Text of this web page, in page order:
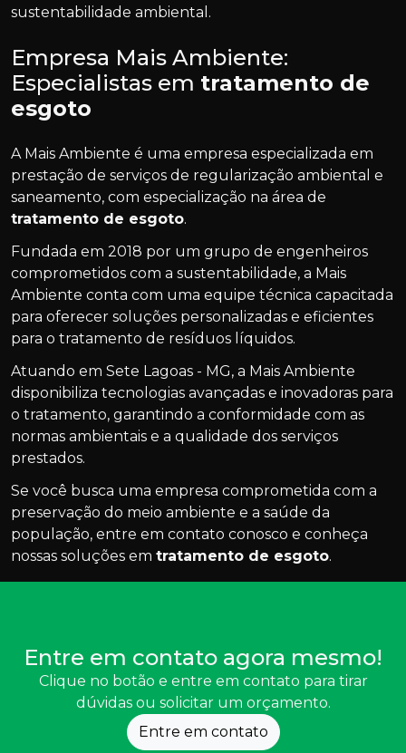
sustentabilidade ambiental.
Empresa Mais Ambiente:
Especialistas em tratamento de
esgoto
A Mais Ambiente é uma empresa especializada em
prestação de serviços de regularização ambiental e
saneamento, com especialização na área de
tratamento de esgoto.
Fundada em 2018 por um grupo de engenheiros
comprometidos com a sustentabilidade, a Mais
Ambiente conta com uma equipe técnica capacitada
para oferecer soluções personalizadas e eficientes
para o tratamento de resíduos líquidos.
Atuando em Sete Lagoas - MG, a Mais Ambiente
disponibiliza tecnologias avançadas e inovadoras para
o tratamento, garantindo a conformidade com as
normas ambientais e a qualidade dos serviços
prestados.
Se você busca uma empresa comprometida com a
preservação do meio ambiente e a saúde da
população, entre em contato conosco e conheça
nossas soluções em tratamento de esgoto.
Entre em contato agora mesmo!
Clique no botão e entre em contato para tirar
dúvidas ou solicitar um orçamento.
Entre em contato